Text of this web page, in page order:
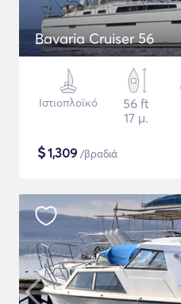
Bavaria Cruiser 56
Ιστιοπλοϊκό
56 ft
17 μ.
$1,309 /βραδιά